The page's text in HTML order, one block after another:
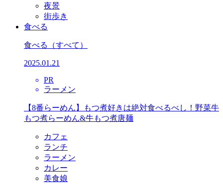
夜景
街歩き
食べる
食べる （すべて）
2025.01.21
PR
ラーメン
【8番らーめん】もつ煮好きは絶対食べるべし！野菜牛
もつ煮らーめん&牛もつ煮唐麺
カフェ
ランチ
ラーメン
カレー
美食娘